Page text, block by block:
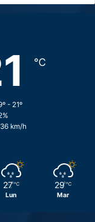
℃
- 21º
km/h
27 ℃
Lun
29 ℃
Mar